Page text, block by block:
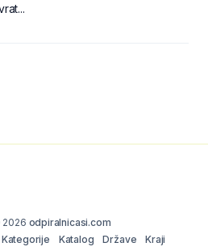
odpiralnicasi.com
Kategorije Katalog Države
Kraji